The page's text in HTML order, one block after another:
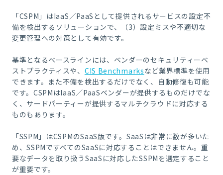
「CSPM」はIaaS／PaaSとして提供されるサービスの設定不
備を検出するソリューションで、（3）設定ミスや不適切な
変更管理への対策として有効です。
基準となるベースラインには、ベンダーのセキュリティーベ
ストプラクティスや、 CIS Benchmarksなど業界標準を使用
できます。また不備を検出するだけでなく、自動修復も可能
です。CSPMはIaaS／PaaSベンダーが提供するものだけでな
く、サードパーティーが提供するマルチクラウドに対応する
ものもあります。
「SSPM」はCSPMのSaaS版です。SaaSは非常に数が多いた
め、SSPMですべてのSaaSに対応することはできません。重
要なデータを取り扱うSaaSに対応したSSPMを選定すること
が重要です。